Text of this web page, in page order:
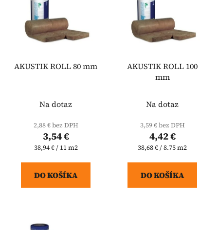
AKUSTIK ROLL 80 mm
Na dotaz
2,88 € bez DPH
3,54 €
Jednotková
38,94 € / 11 m2
DO KOŠÍKA
AKUSTIK ROLL 100
mm
Na dotaz
3,59 € bez DPH
4,42 €
Jednotková
38,68 € / 8.75 m2
DO KOŠÍKA